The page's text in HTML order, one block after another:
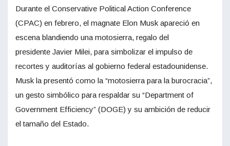
Durante el Conservative Political Action Conference
(CPAC) en febrero, el magnate Elon Musk apareció en
escena blandiendo una motosierra, regalo del
presidente Javier Milei, para simbolizar el impulso de
recortes y auditorías al gobierno federal estadounidense.
Musk la presentó como la “motosierra para la burocracia”,
un gesto simbólico para respaldar su “Department of
Government Efficiency” (DOGE) y su ambición de reducir
el tamaño del Estado.